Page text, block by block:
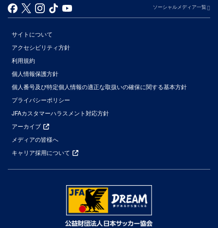
ソーシャルメディア一覧
サイトについて
アクセシビリティ方針
利用規約
個人情報保護方針
個人番号及び特定個人情報の適正な取扱いの確保に関する基本方針
プライバシーポリシー
JFAカスタマーハラスメント対応方針
アーカイブ
メディアの皆様へ
キャリア採用について